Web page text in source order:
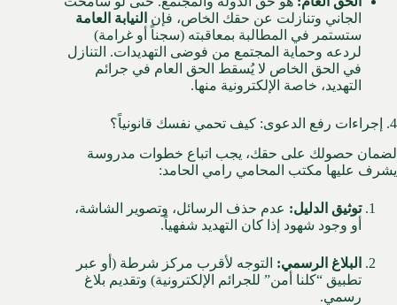
الجاني وتنازلت عن حقك الخاص، فإن النيابة العامة
ستستمر في المطالبة بمعاقبته (سجناً أو غرامة)
لردعه وحماية المجتمع من فوضى التهديدات. التنازل
في الحق الخاص لا يُسقط الحق العام في جرائم
التهديد، خاصة الإلكترونية منها.
4. إجراءات رفع الدعوى: كيف تحمي نفسك قانونياً؟
لضمان حصولك على حقك، يجب اتباع خطوات مدروسة
يشرف عليها مكتب المحامي رامي الحامد:
توثيق الدليل: عدم حذف الرسائل، وتصوير الشاشة،
أو وجود شهود إذا كان التهديد شفهياً.
البلاغ الرسمي: التوجه لأقرب مركز شرطة (أو عبر
تطبيق “كلنا أمن” للجرائم الإلكترونية) وتقديم بلاغ
رسمي.